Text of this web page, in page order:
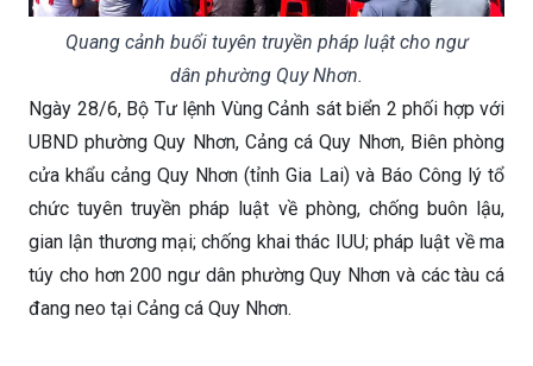
Quang cảnh buổi tuyên truyền pháp luật cho ngư
dân phường Quy Nhơn.
Ngày 28/6, Bộ Tư lệnh Vùng Cảnh sát biển 2 phối hợp với
UBND phường Quy Nhơn, Cảng cá Quy Nhơn, Biên phòng
cửa khẩu cảng Quy Nhơn (tỉnh Gia Lai) và Báo Công lý tổ
chức tuyên truyền pháp luật về phòng, chống buôn lậu,
gian lận thương mại; chống khai thác IUU; pháp luật về ma
túy cho hơn 200 ngư dân phường Quy Nhơn và các tàu cá
đang neo tại Cảng cá Quy Nhơn.